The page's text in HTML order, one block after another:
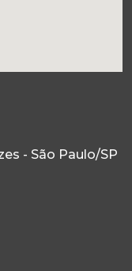
- São Paulo/SP